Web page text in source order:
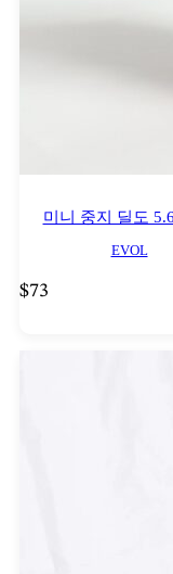
미니 중지 딜도
EVOL
$73